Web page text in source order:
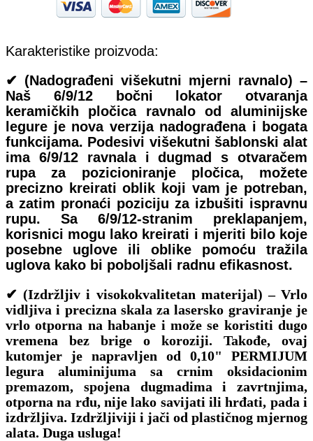
Karakteristike proizvoda:
✔ (Nadograđeni višekutni mjerni ravnalo) –
Naš 6/9/12 bočni lokator otvaranja
keramičkih pločica ravnalo od aluminijske
legure je nova verzija nadograđena i bogata
funkcijama. Podesivi višekutni šablonski alat
ima 6/9/12 ravnala i dugmad s otvaračem
rupa za pozicioniranje pločica, možete
precizno kreirati oblik koji vam je potreban,
a zatim pronaći poziciju za izbušiti ispravnu
rupu. Sa 6/9/12-stranim preklapanjem,
korisnici mogu lako kreirati i mjeriti bilo koje
posebne uglove ili oblike pomoću tražila
uglova kako bi poboljšali radnu efikasnost.
✔ (Izdržljiv i visokokvalitetan materijal) – Vrlo
vidljiva i precizna skala za lasersko graviranje je
vrlo otporna na habanje i može se koristiti dugo
vremena bez brige o koroziji. Takođe, ovaj
kutomjer je napravljen od 0,10" PERMIJUM
legura aluminijuma sa crnim oksidacionim
premazom, spojena dugmadima i zavrtnjima,
otporna na rđu, nije lako savijati ili hrđati, pada i
izdržljiva. Izdržljiviji i jači od plastičnog mjernog
alata. Duga usluga!